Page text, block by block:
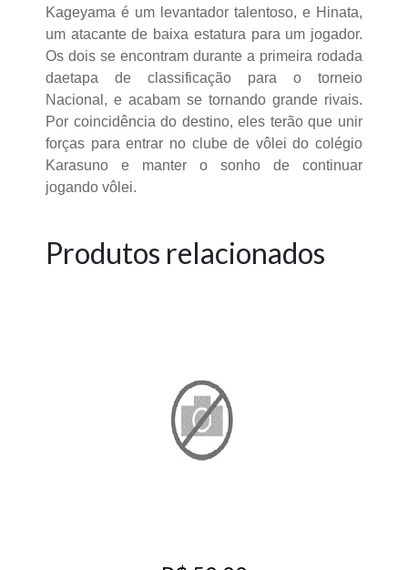
Kageyama é um levantador talentoso, e Hinata,
um atacante de baixa estatura para um jogador.
Os dois se encontram durante a primeira rodada
daetapa de classificação para o torneio
Nacional, e acabam se tornando grande rivais.
Por coincidência do destino, eles terão que unir
forças para entrar no clube de vôlei do colégio
Karasuno e manter o sonho de continuar
jogando vôlei.
Produtos relacionados